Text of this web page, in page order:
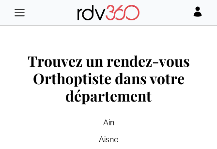
Trouvez un rendez-vous
Orthoptiste dans votre
département
Ain
Aisne